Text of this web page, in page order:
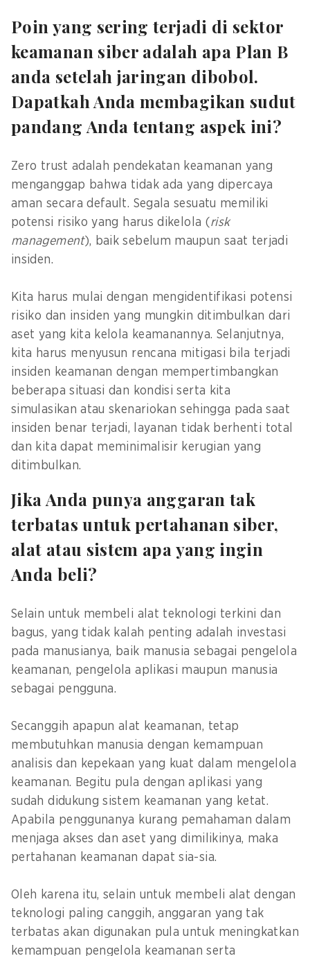
Poin yang sering terjadi di sektor
keamanan siber adalah apa Plan B
anda setelah jaringan dibobol.
Dapatkah Anda membagikan sudut
pandang Anda tentang aspek ini?
Zero trust adalah pendekatan keamanan yang
menganggap bahwa tidak ada yang dipercaya
aman secara default. Segala sesuatu memiliki
potensi risiko yang harus dikelola (risk
management), baik sebelum maupun saat terjadi
insiden.
Kita harus mulai dengan mengidentifikasi potensi
risiko dan insiden yang mungkin ditimbulkan dari
aset yang kita kelola keamanannya. Selanjutnya,
kita harus menyusun rencana mitigasi bila terjadi
insiden keamanan dengan mempertimbangkan
beberapa situasi dan kondisi serta kita
simulasikan atau skenariokan sehingga pada saat
insiden benar terjadi, layanan tidak berhenti total
dan kita dapat meminimalisir kerugian yang
ditimbulkan.
Jika Anda punya anggaran tak
terbatas untuk pertahanan siber,
alat atau sistem apa yang ingin
Anda beli?
Selain untuk membeli alat teknologi terkini dan
bagus, yang tidak kalah penting adalah investasi
pada manusianya, baik manusia sebagai pengelola
keamanan, pengelola aplikasi maupun manusia
sebagai pengguna.
Secanggih apapun alat keamanan, tetap
membutuhkan manusia dengan kemampuan
analisis dan kepekaan yang kuat dalam mengelola
keamanan. Begitu pula dengan aplikasi yang
sudah didukung sistem keamanan yang ketat.
Apabila penggunanya kurang pemahaman dalam
menjaga akses dan aset yang dimilikinya, maka
pertahanan keamanan dapat sia-sia.
Oleh karena itu, selain untuk membeli alat dengan
teknologi paling canggih, anggaran yang tak
terbatas akan digunakan pula untuk meningkatkan
kemampuan pengelola keamanan serta